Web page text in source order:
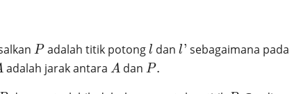
P
P adalah titik potongl
l danl’
l’ sebagaimana pada
adalah jarak antaraA
A danP.
P .